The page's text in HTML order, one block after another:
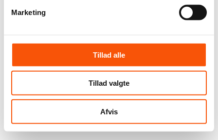
Marketing
Tillad alle
Tillad valgte
Afvis